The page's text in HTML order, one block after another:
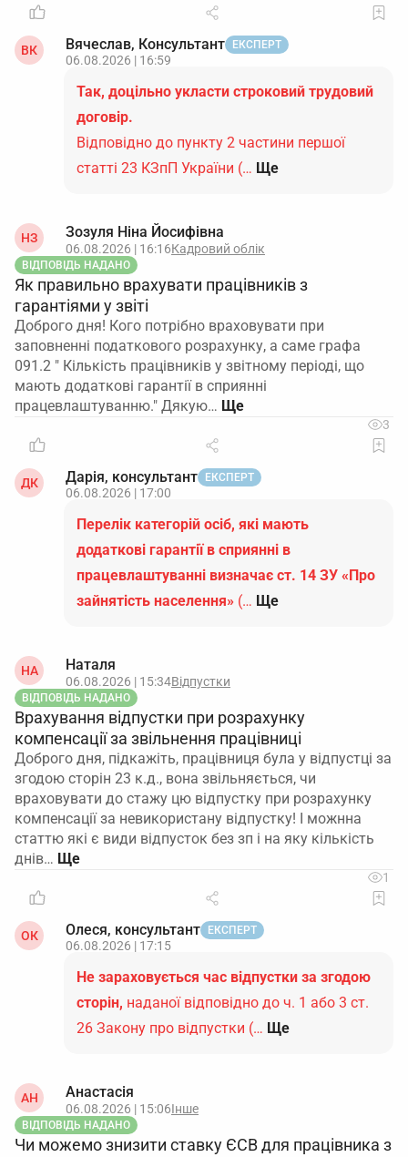
ВК Вячеслав, Консультант ЕКСПЕРТ
06.08.2026 | 16:59
Так, доцільно укласти строковий трудовий
договір.
Відповідно до пункту 2 частини першої
статті 23 КЗпП України (… Ще
НЗ Зозуля Ніна Йосифівна
06.08.2026 | 16:16Кадровий облік
ВІДПОВІДЬ НАДАНО
Як правильно врахувати працівників з
гарантіями у звіті
Доброго дня! Кого потрібно враховувати при
заповненні податкового розрахунку, а саме графа
091.2 " Кількість працівників у звітному періоді, що
мають додаткові гарантії в сприянні
працевлаштуванню." Дякую…
3
ДК Дарія, консультант ЕКСПЕРТ
06.08.2026 | 17:00
Перелік категорій осіб, які мають
додаткові гарантії в сприянні в
працевлаштуванні визначає ст. 14 ЗУ «Про
зайнятість населення» (… Ще
НА Наталя
06.08.2026 | 15:34Відпустки
ВІДПОВІДЬ НАДАНО
Врахування відпустки при розрахунку
компенсації за звільнення працівниці
Доброго дня, підкажіть, працівниця була у відпустці за
згодою сторін 23 к.д., вона звільняється, чи
враховувати до стажу цю відпустку при розрахунку
компенсації за невикористану відпустку! І можнна
статтю які є види відпусток без зп і на яку кількість
днів…
1
ОК Олеся, консультант ЕКСПЕРТ
06.08.2026 | 17:15
Не зараховується час відпустки за згодою
сторін, наданої відповідно до ч. 1 або 3 ст.
26 Закону про відпустки (… Ще
АН Анастасія
06.08.2026 | 15:06Інше
ВІДПОВІДЬ НАДАНО
Чи можемо знизити ставку ЄСВ для працівника з